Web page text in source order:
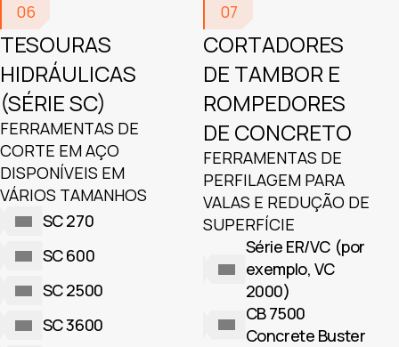
06
TESOURAS
HIDRÁULICAS
(SÉRIE SC)
FERRAMENTAS DE
CORTE EM AÇO
DISPONÍVEIS EM
VÁRIOS TAMANHOS
SC 270
SC 600
SC 2500
SC 3600
07
CORTADORES
DE TAMBOR E
ROMPEDORES
DE CONCRETO
FERRAMENTAS DE
PERFILAGEM PARA
VALAS E REDUÇÃO DE
SUPERFÍCIE
Série ER/VC (por
exemplo, VC
2000)
CB 7500
Concrete Buster